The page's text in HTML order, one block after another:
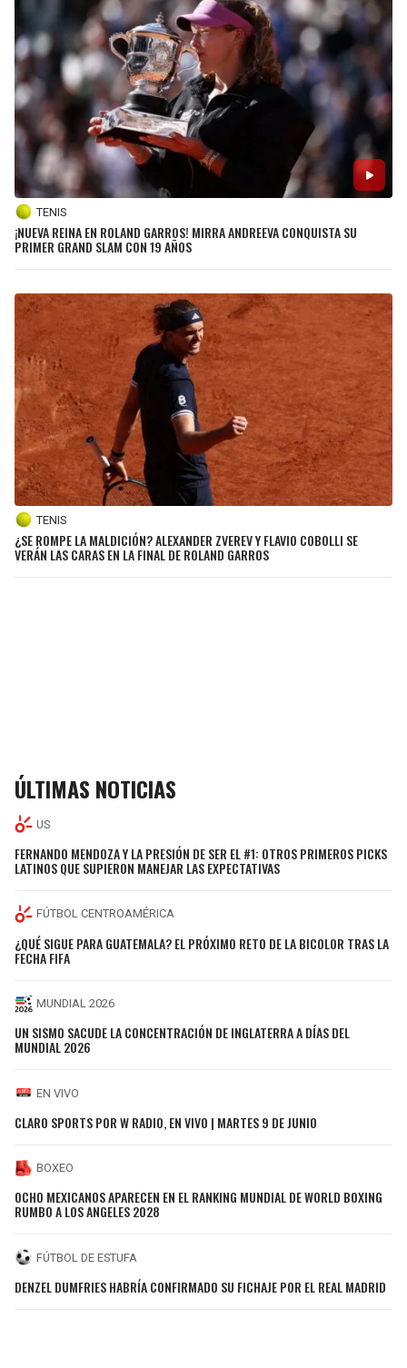
TENIS
¡NUEVA REINA EN ROLAND GARROS! MIRRA ANDREEVA CONQUISTA SU
PRIMER GRAND SLAM CON 19 AÑOS
TENIS
¿SE ROMPE LA MALDICIÓN? ALEXANDER ZVEREV Y FLAVIO COBOLLI SE
VERÁN LAS CARAS EN LA FINAL DE ROLAND GARROS
ÚLTIMAS NOTICIAS
US
FERNANDO MENDOZA Y LA PRESIÓN DE SER EL #1: OTROS PRIMEROS PICKS
LATINOS QUE SUPIERON MANEJAR LAS EXPECTATIVAS
FÚTBOL CENTROAMÉRICA
¿QUÉ SIGUE PARA GUATEMALA? EL PRÓXIMO RETO DE LA BICOLOR TRAS LA
FECHA FIFA
MUNDIAL 2026
UN SISMO SACUDE LA CONCENTRACIÓN DE INGLATERRA A DÍAS DEL
MUNDIAL 2026
EN VIVO
CLARO SPORTS POR W RADIO, EN VIVO | MARTES 9 DE JUNIO
BOXEO
OCHO MEXICANOS APARECEN EN EL RANKING MUNDIAL DE WORLD BOXING
RUMBO A LOS ANGELES 2028
FÚTBOL DE ESTUFA
DENZEL DUMFRIES HABRÍA CONFIRMADO SU FICHAJE POR EL REAL MADRID